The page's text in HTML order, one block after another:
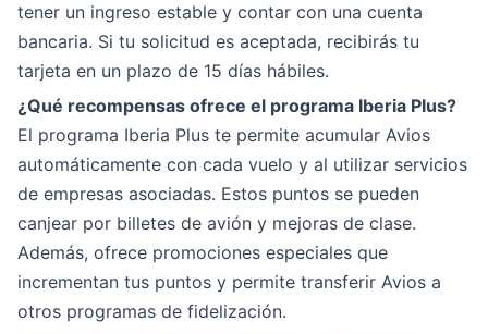
tener un ingreso estable y contar con una cuenta
bancaria. Si tu solicitud es aceptada, recibirás tu
tarjeta en un plazo de 15 días hábiles.
¿Qué recompensas ofrece el programa Iberia Plus?
El programa Iberia Plus te permite acumular Avios
automáticamente con cada vuelo y al utilizar servicios
de empresas asociadas. Estos puntos se pueden
canjear por billetes de avión y mejoras de clase.
Además, ofrece promociones especiales que
incrementan tus puntos y permite transferir Avios a
otros programas de fidelización.